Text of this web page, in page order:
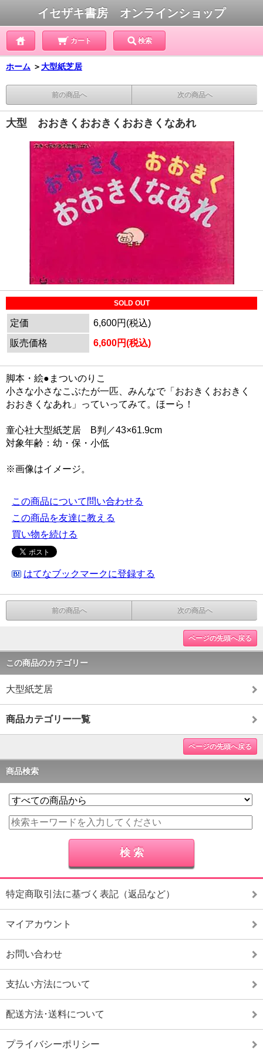
イセザキ書房 オンラインショップ
カート 検索
ホーム ＞大型紙芝居
前の商品へ 次の商品へ
大型 おおきくおおきくおおきくなあれ
SOLD OUT
定価
6,600円(税込)
販売価格
6,600円(税込)
脚本・絵●まついのりこ
小さな小さなこぶたが一匹、みんなで「おおきくおおきく
おおきくなあれ」っていってみて。ほーら！
童心社大型紙芝居 B判／43×61.9cm
対象年齢：幼・保・小低
※画像はイメージ。
この商品について問い合わせる
この商品を友達に教える
買い物を続ける
はてなブックマークに登録する
前の商品へ 次の商品へ
ページの先頭へ戻る
この商品のカテゴリー
大型紙芝居
商品カテゴリー一覧
ページの先頭へ戻る
商品検索
特定商取引法に基づく表記（返品など）
マイアカウント
お問い合わせ
支払い方法について
配送方法･送料について
プライバシーポリシー